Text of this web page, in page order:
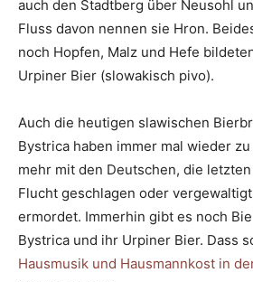
auch den Stadtberg über Neusohl
Fluss davon nennen sie Hron.
noch Hopfen, Malz und Hefe
Urpiner Bier (slowakisch pivo).
Auch die heutigen slawischen
Bystrica haben immer mal wieder
mehr mit den Deutschen, die
Flucht geschlagen oder
ermordet. Immerhin gibt es noch
Bystrica und ihr Urpiner Bier. Dass
Hausmusik und Hausmannkost in